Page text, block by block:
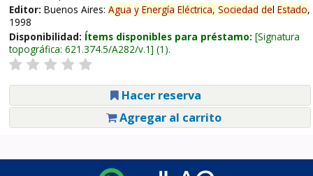
Editor: Buenos Aires: Agua y Energía Eléctrica, Sociedad del Estado,
1998
Disponibilidad: Ítems disponibles para préstamo: Signatura
topográfica: 621.374.5/A282/v.1 (1).
Hacer reserva
Agregar al carrito